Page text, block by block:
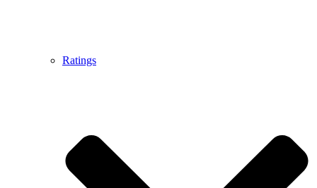
Ratings